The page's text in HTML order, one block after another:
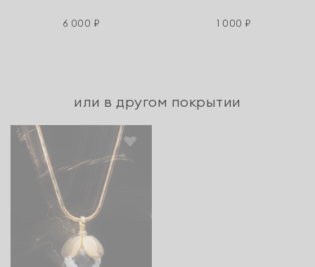
6 000 ₽ 1 000 ₽
или в другом покрытии